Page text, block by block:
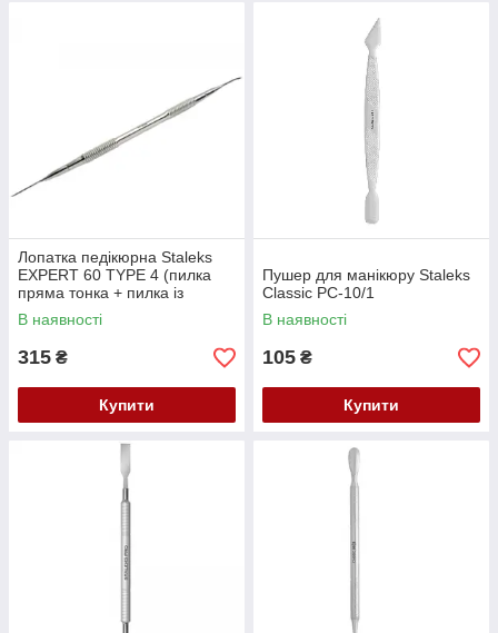
Лопатка педікюрна Staleks
EXPERT 60 TYPE 4 (пилка
пряма тонка + пилка із
загнутим кінцем) PE-60/4
В наявності
315 ₴
Купити
Пушер для манікюру Staleks
Classic PC-10/1
В наявності
105 ₴
Купити